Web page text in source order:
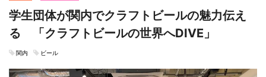
学生団体が関内でクラフトビールの魅力伝え
る 「クラフトビールの世界へDIVE」
関内 ビール